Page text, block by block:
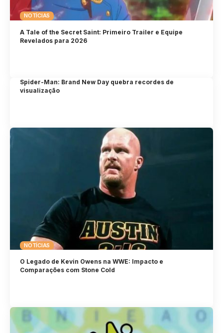
NOTÍCIAS
A Tale of the Secret Saint: Primeiro Trailer e Equipe
Revelados para 2026
Spider-Man: Brand New Day quebra recordes de
visualização
NOTÍCIAS
O Legado de Kevin Owens na WWE: Impacto e
Comparações com Stone Cold